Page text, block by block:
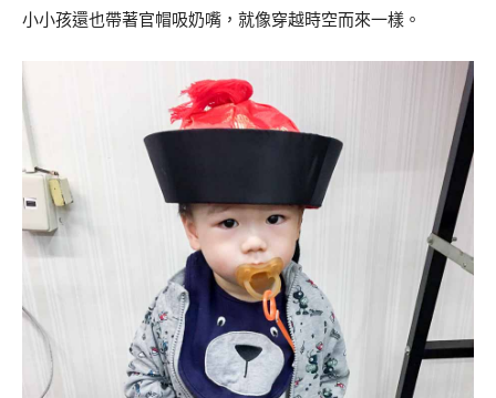
小小孩還也帶著官帽吸奶嘴，就像穿越時空而來一樣。